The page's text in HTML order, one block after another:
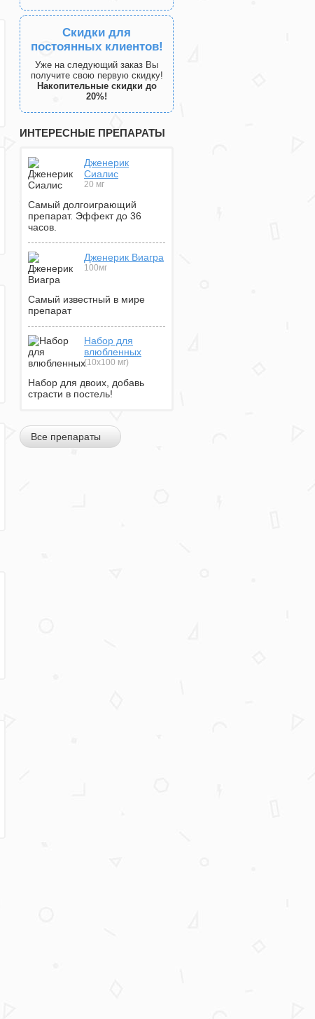
Скидки для
постоянных клиентов!
Уже на следующий заказ Вы
получите свою первую скидку!
Накопительные скидки до
20%!
ИНТЕРЕСНЫЕ ПРЕПАРАТЫ
Дженерик
Сиалис
20 мг
Самый долгоиграющий
препарат. Эффект до 36
часов.
Дженерик Виагра
100мг
Самый известный в мире
препарат
Набор для
влюбленных
(10х100 мг)
Набор для двоих, добавь
страсти в постель!
Все препараты